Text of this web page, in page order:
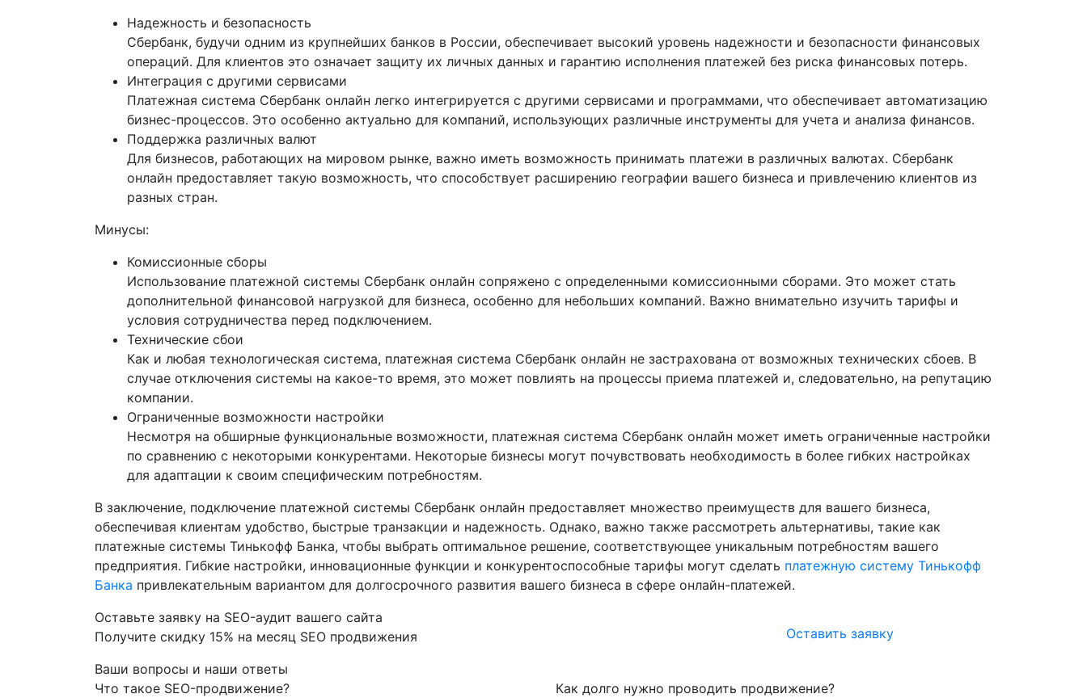
Надежность и безопасность
Сбербанк, будучи одним из крупнейших банков в России, обеспечивает высокий уровень надежности и безопасности финансовых
операций. Для клиентов это означает защиту их личных данных и гарантию исполнения платежей без риска финансовых потерь.
Интеграция с другими сервисами
Платежная система Сбербанк онлайн легко интегрируется с другими сервисами и программами, что обеспечивает автоматизацию
бизнес-процессов. Это особенно актуально для компаний, использующих различные инструменты для учета и анализа финансов.
Поддержка различных валют
Для бизнесов, работающих на мировом рынке, важно иметь возможность принимать платежи в различных валютах. Сбербанк
онлайн предоставляет такую возможность, что способствует расширению географии вашего бизнеса и привлечению клиентов из
разных стран.
Минусы:
Комиссионные сборы
Использование платежной системы Сбербанк онлайн сопряжено с определенными комиссионными сборами. Это может стать
дополнительной финансовой нагрузкой для бизнеса, особенно для небольших компаний. Важно внимательно изучить тарифы и
условия сотрудничества перед подключением.
Технические сбои
Как и любая технологическая система, платежная система Сбербанк онлайн не застрахована от возможных технических сбоев. В
случае отключения системы на какое-то время, это может повлиять на процессы приема платежей и, следовательно, на репутацию
компании.
Ограниченные возможности настройки
Несмотря на обширные функциональные возможности, платежная система Сбербанк онлайн может иметь ограниченные настройки
по сравнению с некоторыми конкурентами. Некоторые бизнесы могут почувствовать необходимость в более гибких настройках
для адаптации к своим специфическим потребностям.
В заключение, подключение платежной системы Сбербанк онлайн предоставляет множество преимуществ для вашего бизнеса,
обеспечивая клиентам удобство, быстрые транзакции и надежность. Однако, важно также рассмотреть альтернативы, такие как
платежные системы Тинькофф Банка, чтобы выбрать оптимальное решение, соответствующее уникальным потребностям вашего
предприятия. Гибкие настройки, инновационные функции и конкурентоспособные тарифы могут сделать платежную систему Тинькофф
Банка привлекательным вариантом для долгосрочного развития вашего бизнеса в сфере онлайн-платежей.
Оставьте заявку на SEO-аудит вашего сайта
Получите скидку 15% на месяц SEO продвижения Оставить заявку
Ваши вопросы и наши ответы
Что такое SEO-продвижение?
Как долго нужно проводить продвижение?